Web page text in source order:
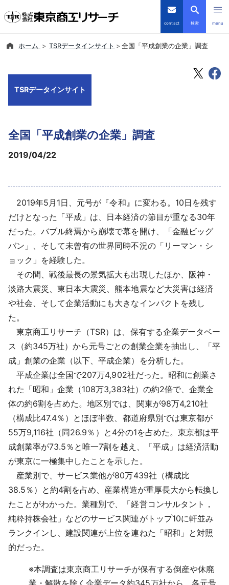
contact 検索 menu
TSR-PLUS
優良企業サイト
商品・サービス
導入事例
採用情報
よくあるご質問
English
ホーム TSRデータインサイト 全国「平成創業の企業」調査
TSRデータインサイト
全国「平成創業の企業」調査
2019/04/22
2019年5月1日、元号が『令和』に変わる。10日を残す
だけとなった「平成」は、日本経済の節目が重なる30年
だった。バブル終焉から崩壊で幕を開け、「金融ビッグ
バン」、そして未曾有の世界同時不況の「リーマン・シ
ョック」を経験した。
その間、戦後最長の景気拡大も出現したほか、阪神・
淡路大震災、東日本大震災、熊本地震など大災害は経済
や社会、そして企業活動にも大きなインパクトを残し
た。
東京商工リサーチ（TSR）は、保有する企業データベー
ス（約345万社）から元号ごとの創業企業を抽出し、「平
成」創業の企業（以下、平成企業）を分析した。
平成企業は全国で207万4,902社だった。昭和に創業さ
れた「昭和」企業（108万3,383社）の約2倍で、企業全
体の約6割を占めた。地区別では、関東が98万4,210社
（構成比47.4％）とほぼ半数、都道府県別では東京都が
55万9,116社（同26.9％）と4分の1を占めた。東京都は平
成創業率が73.5％と唯一7割を越え、「平成」は経済活動
が東京に一極集中したことを示した。
産業別で、サービス業他が80万439社（構成比
38.5％）と約4割を占め、産業構造が重厚長大から転換し
たことがわかった。業種別で、「経営コンサルタント，
純粋持株会社」などのサービス関連がトップ10に軒並み
ランクインし、建設関連が上位を連ねた「昭和」と対照
的だった。
※本調査は東京商工リサーチが保有する倒産や休廃